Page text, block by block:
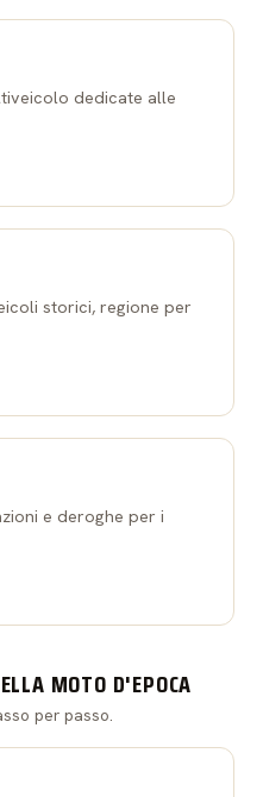
dedicate alle
storici, regione per
e deroghe per i
MOTO D'EPOCA
per passo.